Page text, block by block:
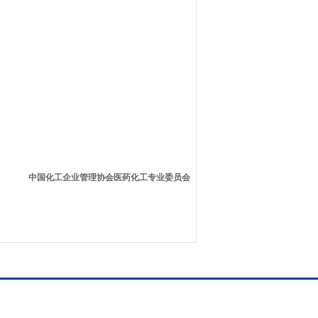
中国化工企业管理协会医药化工专业委员会